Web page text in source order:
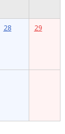
28 29